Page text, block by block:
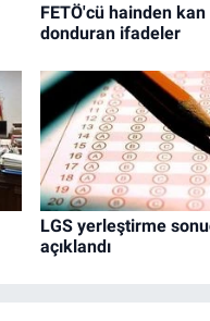
FETÖ'cü hainden kan
donduran ifadeler
LGS yerleştirme
açıklandı